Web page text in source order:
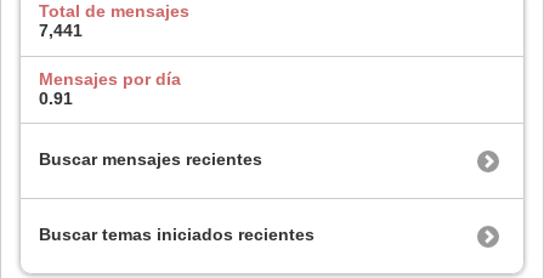
Total de mensajes
7,441
Mensajes por día
0.91
Buscar mensajes recientes
Buscar temas iniciados recientes